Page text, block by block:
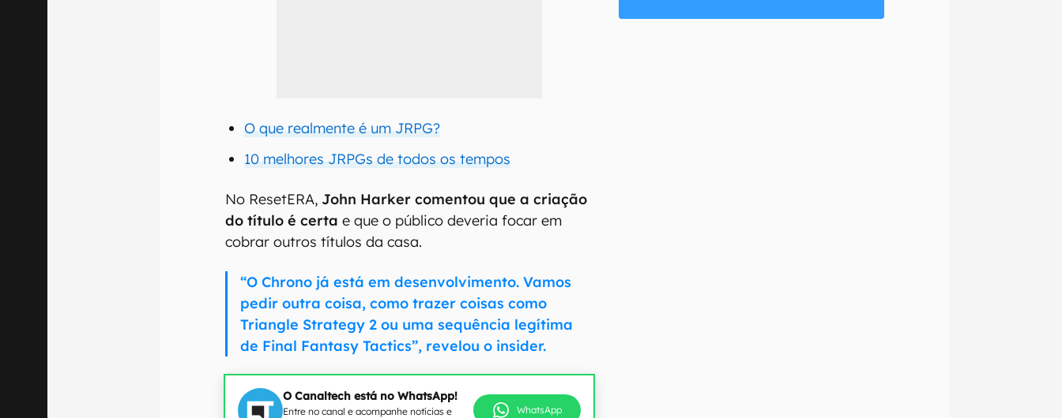
O que realmente é um JRPG?
10 melhores JRPGs de todos os tempos
No ResetERA, John Harker comentou que a criação
do título é certa e que o público deveria focar em
cobrar outros títulos da casa.
“O Chrono já está em desenvolvimento. Vamos
pedir outra coisa, como trazer coisas como
Triangle Strategy 2 ou uma sequência legítima
de Final Fantasy Tactics”, revelou o insider.
O Canaltech está no WhatsApp!
Entre no canal e acompanhe notícias e
WhatsApp